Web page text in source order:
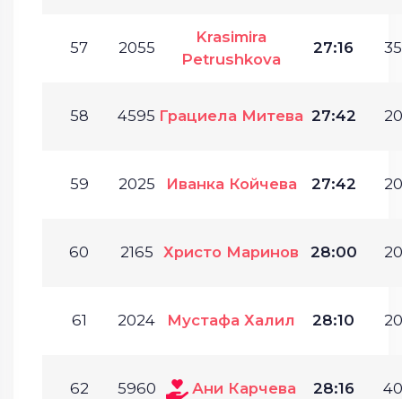
57 2055
Krasimira
Petrushkova
27:16
58 4595 Грациела Митева 27:42
59 2025 Иванка Койчева 27:42
60 2165 Христо Маринов 28:00
61 2024 Мустафа Халил 28:10
62 5960 Ани Карчева 28:16